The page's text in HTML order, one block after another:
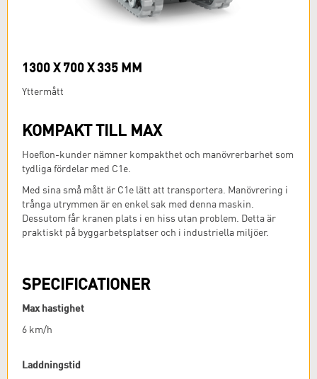
1300 X 700 X 335 MM
Yttermått
KOMPAKT TILL MAX
Hoeflon-kunder nämner kompakthet och manövrerbarhet som
tydliga fördelar med C1e.
Med sina små mått är C1e lätt att transportera. Manövrering i
trånga utrymmen är en enkel sak med denna maskin.
Dessutom får kranen plats i en hiss utan problem. Detta är
praktiskt på byggarbetsplatser och i industriella miljöer.
SPECIFICATIONER
Max hastighet
6 km/h
Laddningstid